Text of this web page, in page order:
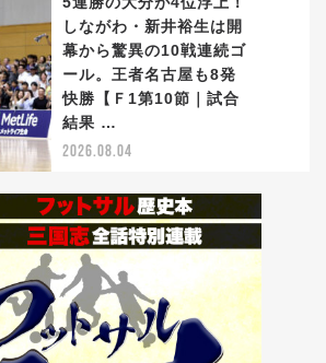
しながわ・新井裕生は開
幕から驚異の10戦連続ゴ
ール。王者名古屋も8発
快勝【Ｆ1第10節｜試合
結果 …
2026.08.04